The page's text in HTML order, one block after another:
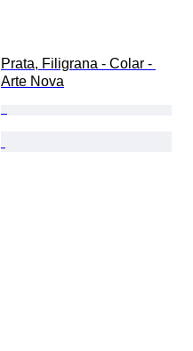
Prata, Filigrana - Colar -
Arte Nova